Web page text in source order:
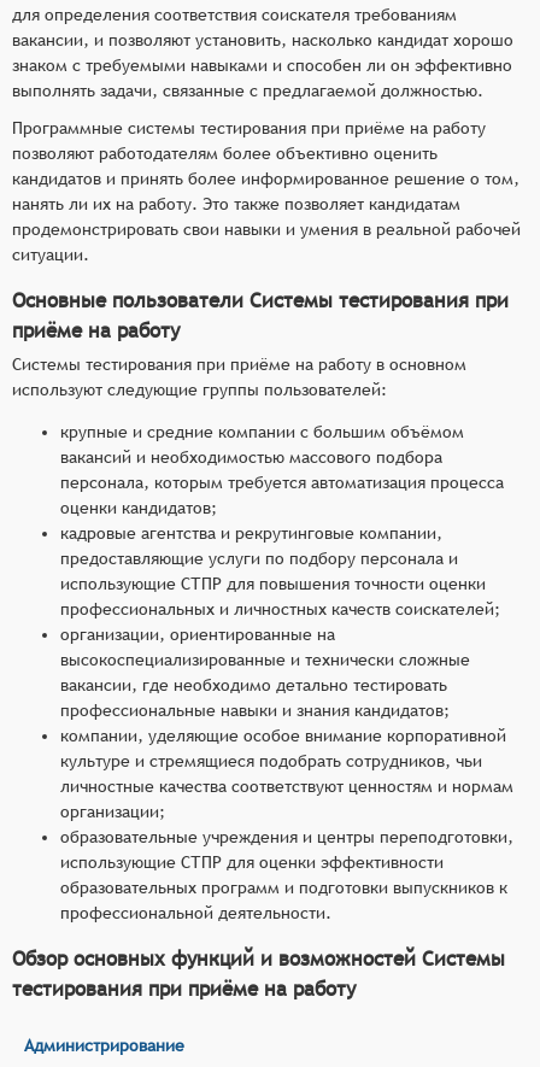
для определения соответствия соискателя требованиям
вакансии, и позволяют установить, насколько кандидат хорошо
знаком с требуемыми навыками и способен ли он эффективно
выполнять задачи, связанные с предлагаемой должностью.
Программные системы тестирования при приёме на работу
позволяют работодателям более объективно оценить
кандидатов и принять более информированное решение о том,
нанять ли их на работу. Это также позволяет кандидатам
продемонстрировать свои навыки и умения в реальной рабочей
ситуации.
Основные пользователи Системы тестирования при
приёме на работу
Системы тестирования при приёме на работу в основном
используют следующие группы пользователей:
крупные и средние компании с большим объёмом
вакансий и необходимостью массового подбора
персонала, которым требуется автоматизация процесса
оценки кандидатов;
кадровые агентства и рекрутинговые компании,
предоставляющие услуги по подбору персонала и
использующие СТПР для повышения точности оценки
профессиональных и личностных качеств соискателей;
организации, ориентированные на
высокоспециализированные и технически сложные
вакансии, где необходимо детально тестировать
профессиональные навыки и знания кандидатов;
компании, уделяющие особое внимание корпоративной
культуре и стремящиеся подобрать сотрудников, чьи
личностные качества соответствуют ценностям и нормам
организации;
образовательные учреждения и центры переподготовки,
использующие СТПР для оценки эффективности
образовательных программ и подготовки выпускников к
профессиональной деятельности.
Обзор основных функций и возможностей Системы
тестирования при приёме на работу
Администрирование